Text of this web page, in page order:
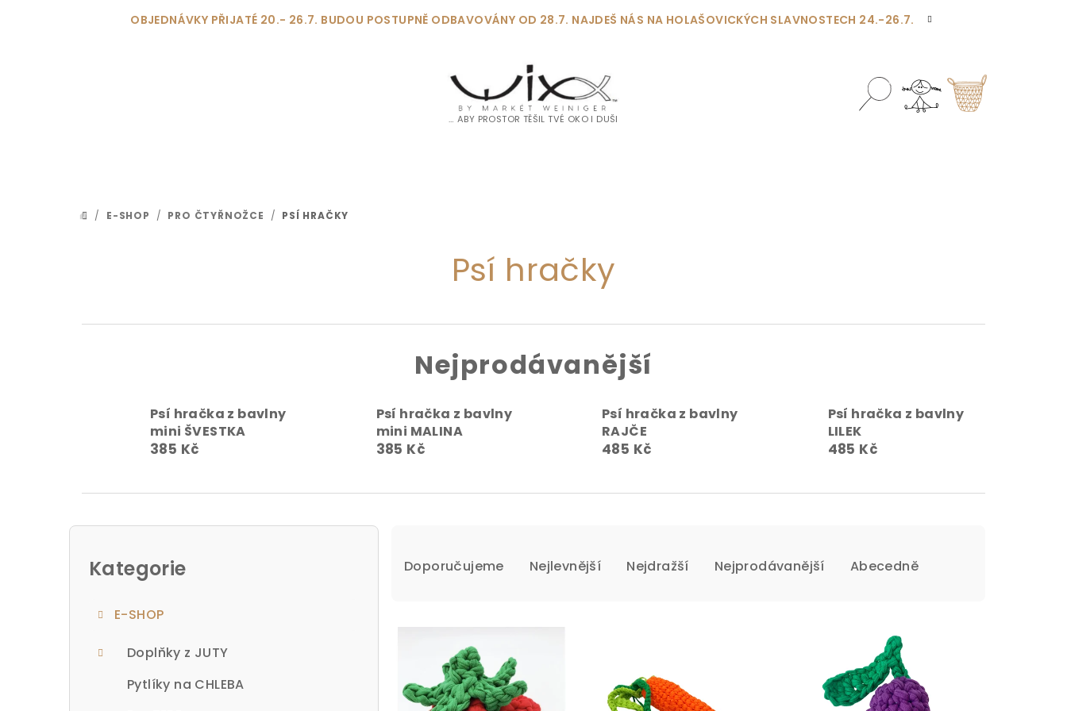
OBJEDNÁVKY PŘIJATÉ 20.- 26.7. BUDOU POSTUPNĚ ODBAVOVÁNY OD 28.7. NAJDEŠ NÁS NA HOLAŠOVICKÝCH SLAVNOSTECH 24.-26.7.
… ABY PROSTOR TĚŠIL TVÉ OKO I DUŠI HledatPřihlášeníNákupní
DOMŮ
/ E-SHOP / PRO ČTYŘNOŽCE / PSÍ HRAČKY
Psí hračky
Nejprodávanější
Psí hračka z bavlny
mini ŠVESTKA
385 Kč
Psí hračka z bavlny
mini MALINA
385 Kč
Psí hračka z bavlny
RAJČE
485 Kč
Psí hračka z bavlny
LILEK
485 Kč
P
Přeskočit
kategorie
Kategorie
E-SHOP
Doplňky z JUTY
Pytlíky na CHLEBA
a
Doporučujeme Nejlevnější Nejdražší Nejprodávanější Abecedně
p